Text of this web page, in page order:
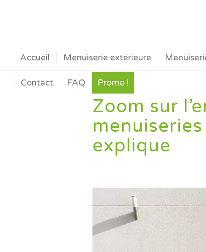
Accueil Menuiserie extérieure
Contact FAQ Promo !
Zoom sur
explique